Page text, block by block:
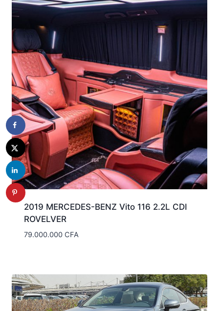
2019 MERCEDES-BENZ Vito 116 2.2L CDI
ROVELVER
79.000.000 CFA